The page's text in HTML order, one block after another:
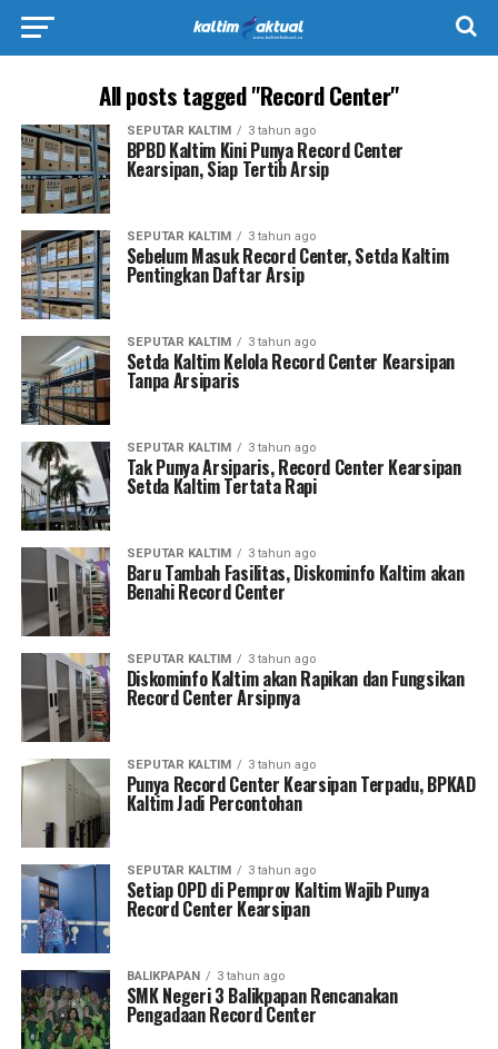
All posts tagged "Record Center"
SEPUTAR KALTIM 3 tahun ago
BPBD Kaltim Kini Punya Record Center
Kearsipan, Siap Tertib Arsip
SEPUTAR KALTIM 3 tahun ago
Sebelum Masuk Record Center, Setda Kaltim
Pentingkan Daftar Arsip
SEPUTAR KALTIM 3 tahun ago
Setda Kaltim Kelola Record Center Kearsipan
Tanpa Arsiparis
SEPUTAR KALTIM 3 tahun ago
Tak Punya Arsiparis, Record Center Kearsipan
Setda Kaltim Tertata Rapi
SEPUTAR KALTIM 3 tahun ago
Baru Tambah Fasilitas, Diskominfo Kaltim akan
Benahi Record Center
SEPUTAR KALTIM 3 tahun ago
Diskominfo Kaltim akan Rapikan dan Fungsikan
Record Center Arsipnya
SEPUTAR KALTIM 3 tahun ago
Punya Record Center Kearsipan Terpadu, BPKAD
Kaltim Jadi Percontohan
SEPUTAR KALTIM 3 tahun ago
Setiap OPD di Pemprov Kaltim Wajib Punya
Record Center Kearsipan
BALIKPAPAN 3 tahun ago
SMK Negeri 3 Balikpapan Rencanakan
Pengadaan Record Center